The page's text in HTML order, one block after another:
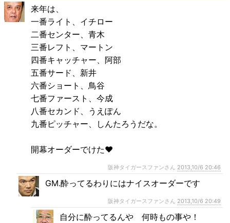
来年は、
一番ライト、イチロー
二番センター、青木
三番レフト、マートン
四番キャッチャー、阿部
五番サード、新井
六番ショート、鳥谷
七番ファースト、今成
八番セカンド、うえぽん
九番ピッチャー、しんたろうだな。
開幕オーダーでけた❤️
阪神タイガースファンさん 2013,10/6 20:46
GM.酔ってるわりにはナイスオーダーです
阪神タイガースファンさん 2013,10/6 20:49
自分に酔ってるんや 何時もの事や！